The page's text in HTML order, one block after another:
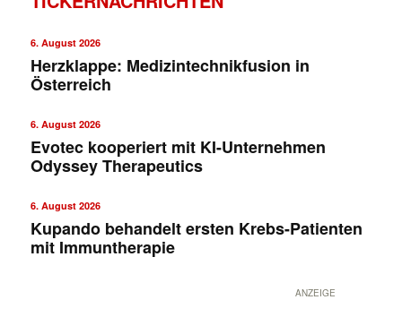
6. August 2026
Herzklappe: Medizintechnikfusion in
Österreich
6. August 2026
Evotec kooperiert mit KI-Unternehmen
Odyssey Therapeutics
6. August 2026
Kupando behandelt ersten Krebs-Patienten
mit Immuntherapie
ANZEIGE